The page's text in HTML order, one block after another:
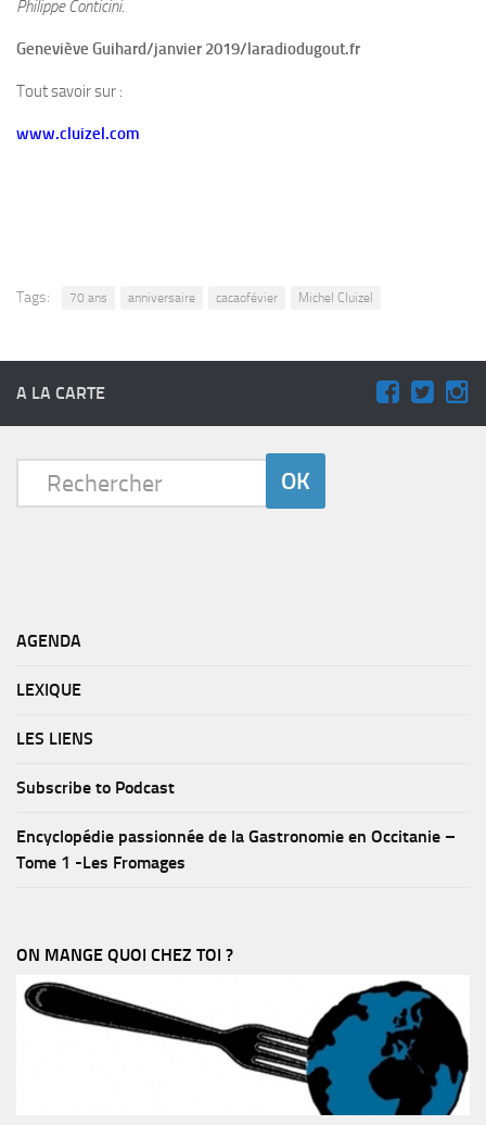
Philippe Conticini.
Geneviève Guihard/janvier 2019/laradiodugout.fr
Tout savoir sur :
www.cluizel.com
Tags: 70 ans anniversaire cacaofévier Michel Cluizel
A LA CARTE
AGENDA
LEXIQUE
LES LIENS
Subscribe to Podcast
Encyclopédie passionnée de la Gastronomie en Occitanie –
Tome 1 -Les Fromages
ON MANGE QUOI CHEZ TOI ?